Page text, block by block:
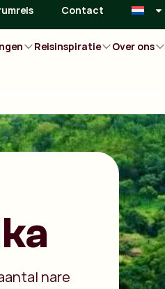
Contact
Reisinspiratie Over ons
nare